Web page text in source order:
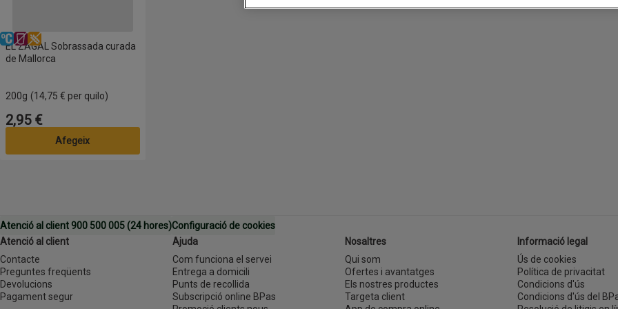
Refrigerat
Sense lactosa
Sense gluten
EL ZAGAL Sobrassada curada
de Mallorca
200g (14,75 € per quilo)
Preu
2,95 €
Afegeix
Atenció al client 900 500 005 (24 hores)Configuració de cookies
Atenció al client
Contacte
Preguntes freqüents
Devolucions
Pagament segur
Ajuda
Com funciona el servei
Entrega a domicili
Punts de recollida
Subscripció online BPas
Nosaltres
Qui som
Ofertes i avantatges
Els nostres productes
Targeta client
Informació legal
Ús de cookies
Política de privacitat
Condicions d'ús
Condicions d'ús del